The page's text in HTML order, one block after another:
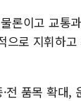
론이고 교통
로 지휘하
품목 확대,